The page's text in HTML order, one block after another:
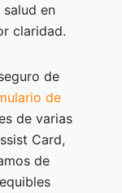
en
claridad.
de
de
de varias
Card,
de